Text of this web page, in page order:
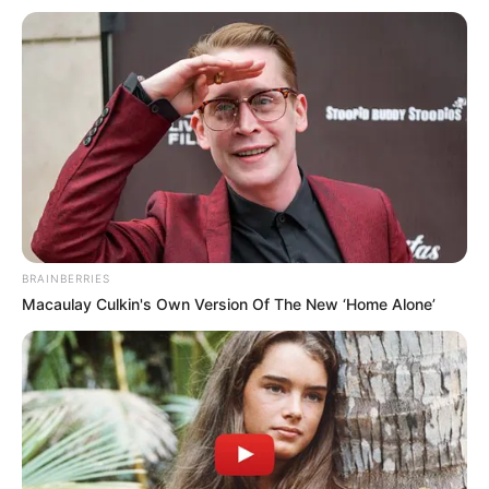
Magazine, Tropiques FM, Week-End et Zone-Turf, et bien
d’autres encore.
Faites votre propre synthèse avec l’aide du Logiciel 100%
gratuit et obtenez un pronostic Logique ou avec des
outsiders.
MEILLEURES OFFRES DE LA SEMAINE !
BRAINBERRIES
Macaulay Culkin's Own Version Of The New ‘Home Alone’